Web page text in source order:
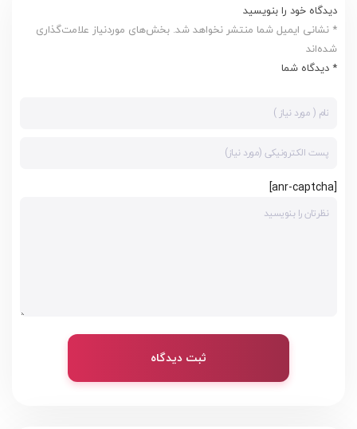
دیدگاه خود را بنویسید
* نشانی ایمیل شما منتشر نخواهد شد. بخش‌های موردنیاز علامت‌گذاری
شده‌اند
* دیدگاه شما
[anr-captcha]
ثبت دیدگاه